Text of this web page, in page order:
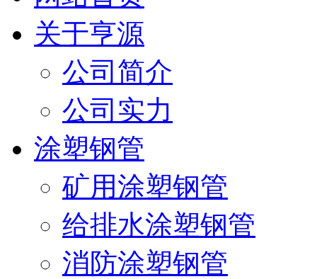
关于亨源
公司简介
公司实力
涂塑钢管
矿用涂塑钢管
给排水涂塑钢管
消防涂塑钢管